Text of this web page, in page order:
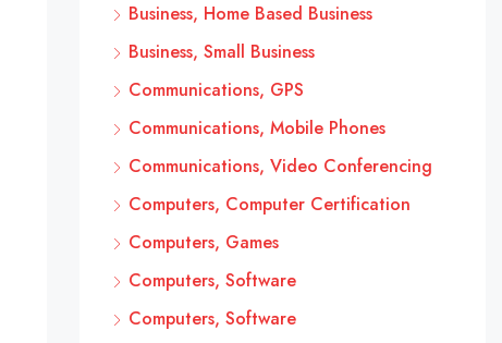
Business, Home Based Business
Business, Small Business
Communications, GPS
Communications, Mobile Phones
Communications, Video Conferencing
Computers, Computer Certification
Computers, Games
Computers, Software
Computers, Software